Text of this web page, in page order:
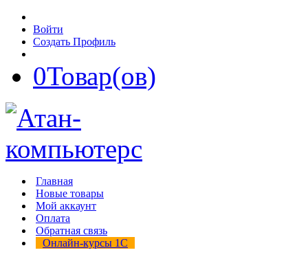
Войти
Создать Профиль
0Товар(ов)
Главная
Новые товары
Мой аккаунт
Оплата
Обратная связь
Онлайн-курсы 1С